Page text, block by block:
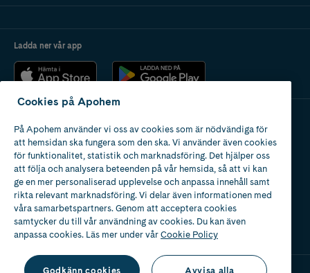
Ladda ner vår app
Apotek med tillstånd
av Läkemedelsverket
Cookies på Apohem
På Apohem använder vi oss av cookies som är nödvändiga för
att hemsidan ska fungera som den ska. Vi använder även cookies
för funktionalitet, statistik och marknadsföring. Det hjälper oss
att följa och analysera beteenden på vår hemsida, så att vi kan
ge en mer personaliserad upplevelse och anpassa innehåll samt
rikta relevant marknadsföring. Vi delar även informationen med
våra samarbetspartners. Genom att acceptera cookies
samtycker du till vår användning av cookies. Du kan även
anpassa cookies. Läs mer under vårCookie Policy
Godkänn cookies Avvisa alla